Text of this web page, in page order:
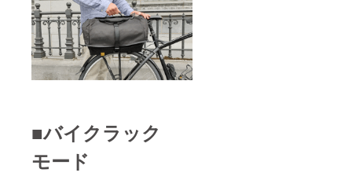
■バイクラック
モード